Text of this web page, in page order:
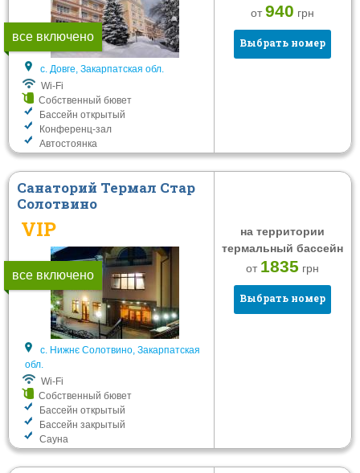
все включено
с. Довге, Закарпатская обл.
Wi-Fi
Собственный бювет
Бассейн открытый
Конференц-зал
Автостоянка
от940 грн
Выбрать номер
все включено
Санаторий Термал Стар
Солотвино
VIP
с. Нижнє Солотвино, Закарпатская
обл.
Wi-Fi
Собственный бювет
Бассейн открытый
Бассейн закрытый
Сауна
на территории
термальный бассейн
от 1835 грн
Выбрать номер